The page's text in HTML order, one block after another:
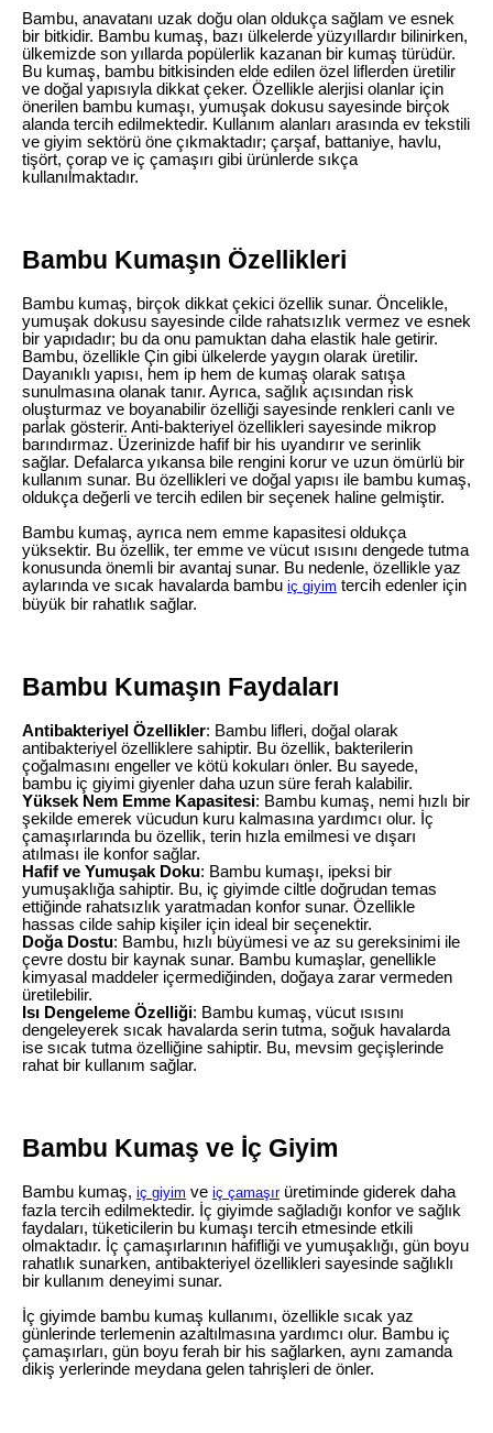
Bambu, anavatanı uzak doğu olan oldukça sağlam ve esnek
bir bitkidir. Bambu kumaş, bazı ülkelerde yüzyıllardır bilinirken,
ülkemizde son yıllarda popülerlik kazanan bir kumaş türüdür.
Bu kumaş, bambu bitkisinden elde edilen özel liflerden üretilir
ve doğal yapısıyla dikkat çeker. Özellikle alerjisi olanlar için
önerilen bambu kumaşı, yumuşak dokusu sayesinde birçok
alanda tercih edilmektedir. Kullanım alanları arasında ev tekstili
ve giyim sektörü öne çıkmaktadır; çarşaf, battaniye, havlu,
tişört, çorap ve iç çamaşırı gibi ürünlerde sıkça
kullanılmaktadır.
Bambu Kumaşın Özellikleri
Bambu kumaş, birçok dikkat çekici özellik sunar. Öncelikle,
yumuşak dokusu sayesinde cilde rahatsızlık vermez ve esnek
bir yapıdadır; bu da onu pamuktan daha elastik hale getirir.
Bambu, özellikle Çin gibi ülkelerde yaygın olarak üretilir.
Dayanıklı yapısı, hem ip hem de kumaş olarak satışa
sunulmasına olanak tanır. Ayrıca, sağlık açısından risk
oluşturmaz ve boyanabilir özelliği sayesinde renkleri canlı ve
parlak gösterir. Anti-bakteriyel özellikleri sayesinde mikrop
barındırmaz. Üzerinizde hafif bir his uyandırır ve serinlik
sağlar. Defalarca yıkansa bile rengini korur ve uzun ömürlü bir
kullanım sunar. Bu özellikleri ve doğal yapısı ile bambu kumaş,
oldukça değerli ve tercih edilen bir seçenek haline gelmiştir.
Bambu kumaş, ayrıca nem emme kapasitesi oldukça
yüksektir. Bu özellik, ter emme ve vücut ısısını dengede tutma
konusunda önemli bir avantaj sunar. Bu nedenle, özellikle yaz
aylarında ve sıcak havalarda bambu iç giyim tercih edenler için
büyük bir rahatlık sağlar.
Bambu Kumaşın Faydaları
Antibakteriyel Özellikler: Bambu lifleri, doğal olarak
antibakteriyel özelliklere sahiptir. Bu özellik, bakterilerin
çoğalmasını engeller ve kötü kokuları önler. Bu sayede,
bambu iç giyimi giyenler daha uzun süre ferah kalabilir.
Yüksek Nem Emme Kapasitesi: Bambu kumaş, nemi hızlı bir
şekilde emerek vücudun kuru kalmasına yardımcı olur. İç
çamaşırlarında bu özellik, terin hızla emilmesi ve dışarı
atılması ile konfor sağlar.
Hafif ve Yumuşak Doku: Bambu kumaşı, ipeksi bir
yumuşaklığa sahiptir. Bu, iç giyimde ciltle doğrudan temas
ettiğinde rahatsızlık yaratmadan konfor sunar. Özellikle
hassas cilde sahip kişiler için ideal bir seçenektir.
Doğa Dostu: Bambu, hızlı büyümesi ve az su gereksinimi ile
çevre dostu bir kaynak sunar. Bambu kumaşlar, genellikle
kimyasal maddeler içermediğinden, doğaya zarar vermeden
üretilebilir.
Isı Dengeleme Özelliği: Bambu kumaş, vücut ısısını
dengeleyerek sıcak havalarda serin tutma, soğuk havalarda
ise sıcak tutma özelliğine sahiptir. Bu, mevsim geçişlerinde
rahat bir kullanım sağlar.
Bambu Kumaş ve İç Giyim
Bambu kumaş, iç giyim ve iç çamaşırüretiminde giderek daha
fazla tercih edilmektedir. İç giyimde sağladığı konfor ve sağlık
faydaları, tüketicilerin bu kumaşı tercih etmesinde etkili
olmaktadır. İç çamaşırlarının hafifliği ve yumuşaklığı, gün boyu
rahatlık sunarken, antibakteriyel özellikleri sayesinde sağlıklı
bir kullanım deneyimi sunar.
İç giyimde bambu kumaş kullanımı, özellikle sıcak yaz
günlerinde terlemenin azaltılmasına yardımcı olur. Bambu iç
çamaşırları, gün boyu ferah bir his sağlarken, aynı zamanda
dikiş yerlerinde meydana gelen tahrişleri de önler.